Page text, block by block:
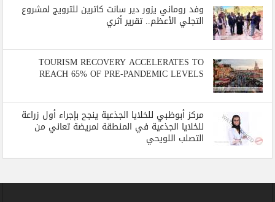
وفد روماني يزور دير سانت كاترين للترويج لمشروع
التجلي الأعظم.. تقرير أثري
TOURISM RECOVERY ACCELERATES TO
REACH 65% OF PRE-PANDEMIC LEVELS
مركز أبوظبي للخلايا الجذعية ينجح بإجراء أول زراعة
للخلايا الجذعية في المنطقة لمريضة تعاني من
التصلب اللويحي